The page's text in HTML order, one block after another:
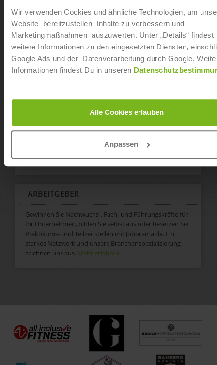
Wir verwenden Cookies und ähnliche Technologien, um
Website bereitzustellen, Inhalte zu verbessern und
Marketingmaßnahmen auszuwerten. Unter „Details“ findest
weitere Informationen zu den eingesetzten Diensten,
Google Ads und der Datenverarbeitung durch Google.
Informationen findest Du in unseren
Alle Cookies erlauben
Anpassen
Hotellerie, Gastronomie, Event, Medien und Wirtschaft
spezialisiert hat.
FÜR JOBSUCHENDE
Ihre Jobsuche:
Jobalarm (Jobs per Mail)
Bewerbungstipps
Hilfe/FAQ
ARBEITGEBER
Gewinnen Sie Nachwuchs-, Fach- und Führungskräfte für
Ihr Unternehmen, bilden Sie selbst aus oder besetzen Sie
Praktikums- und Teilzeitstellen mit Joborama.de. Ein
starkes Netzwerk und unsere Branchenspezialisierung
zeichnen uns aus. Mehr erfahren